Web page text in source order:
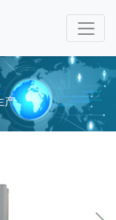
家-安
产